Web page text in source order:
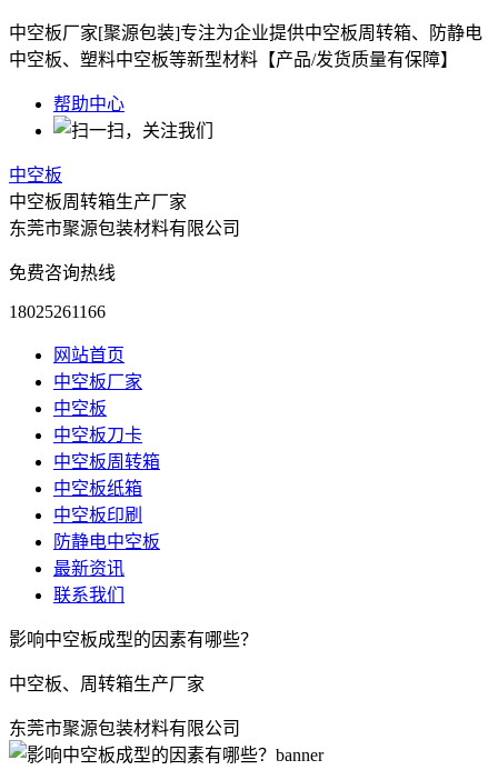
中空板厂家[聚源包装]专注为企业提供中空板周转箱、防静电
中空板、塑料中空板等新型材料【产品/发货质量有保障】
帮助中心
中空板
中空板周转箱生产厂家
东莞市聚源包装材料有限公司
免费咨询热线
18025261166
网站首页
中空板厂家
中空板
中空板刀卡
中空板周转箱
中空板纸箱
中空板印刷
防静电中空板
最新资讯
联系我们
影响中空板成型的因素有哪些？
中空板、周转箱生产厂家
东莞市聚源包装材料有限公司